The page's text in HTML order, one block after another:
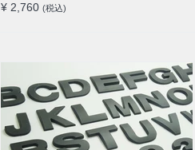
¥ 2,760 (税込)